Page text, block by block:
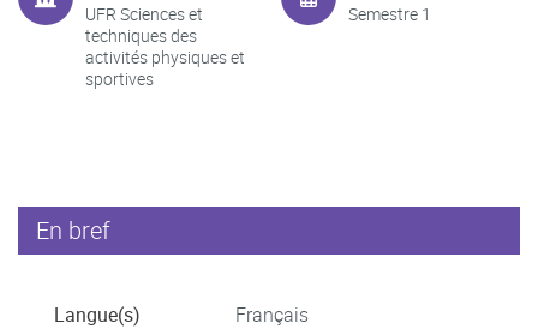
UFR Sciences et
techniques des
activités physiques et
sportives
Semestre 1
En bref
Langue(s)
Français